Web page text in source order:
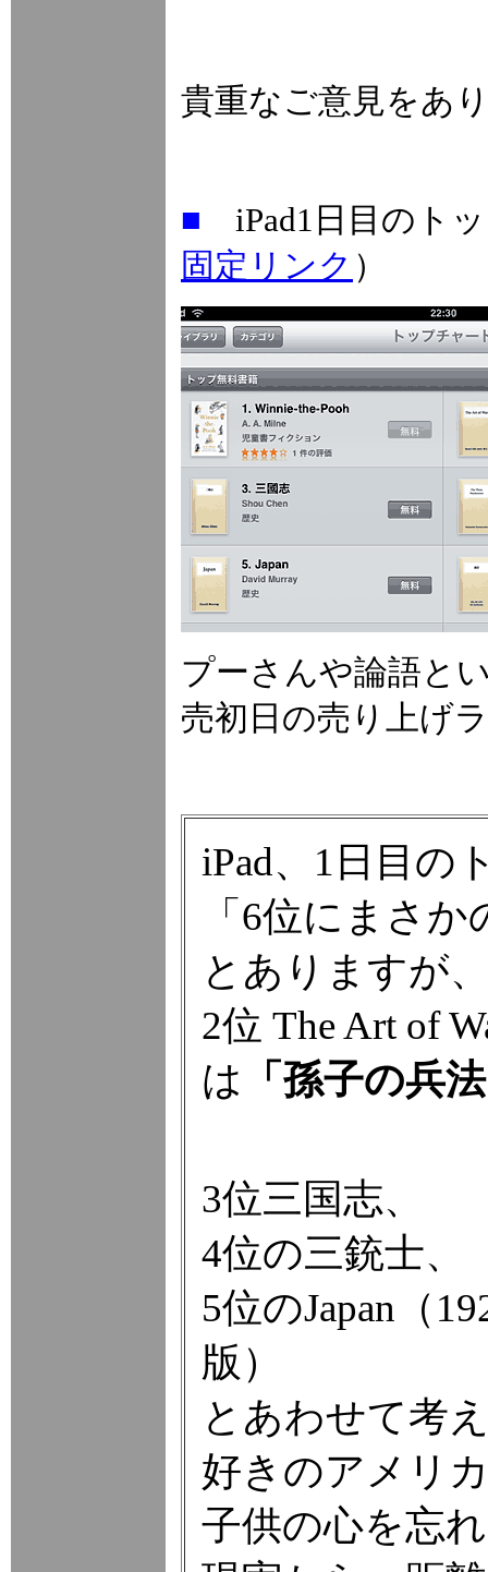
貴重なご意見をあ
■ iPad1日目の
固定リンク ）
プーさんや論語と
売初日の売り上げ
iPad、1日目の
「6位にまさ
とありますが
2位 The Art of
は 「孫子の兵
3位三国志、
4位の三銃士、
5位のJapan（
版）
とあわせて考
好きのアメリ
子供の心を忘